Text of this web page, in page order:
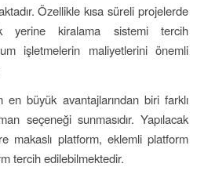
Özellikle kısa süreli projelerde
yerine kiralama sistemi tercih
işletmelerin maliyetlerini önemli
en büyük avantajlarından biri farklı
seçeneği sunmasıdır. Yapılacak
makaslı platform, eklemli platform
tercih edilebilmektedir.